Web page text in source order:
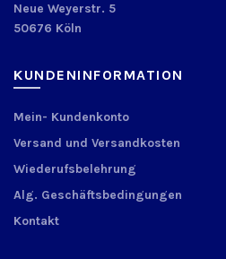
Neue Weyerstr. 5
50676 Köln
KUNDENINFORMATION
Mein- Kundenkonto
Versand und Versandkosten
Wiederufsbelehrung
Alg. Geschäftsbedingungen
Kontakt